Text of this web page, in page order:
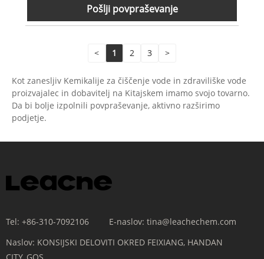
Pošlji povpraševanje
< 1 2 3 >
Kot zanesljiv Kemikalije za čiščenje vode in zdraviliške vode
proizvajalec in dobavitelj na Kitajskem imamo svojo tovarno.
Da bi bolje izpolnili povpraševanje, aktivno razširimo
podjetje.
Tel: +86-310-7092106 E-naslov: tina@leachechem.com
Naslov: KONSIJSKI DELOVITI OKRED FEIXIANG, HANDAN